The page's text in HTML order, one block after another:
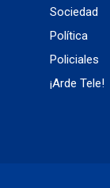
Sociedad
Política
Policiales
¡Arde Tele!